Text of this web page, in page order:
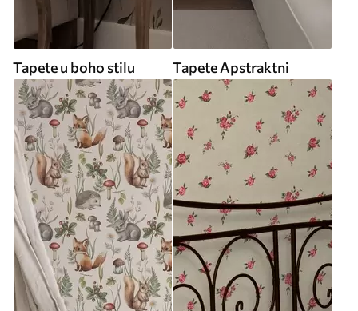
Tapete u boho stilu Tapete Apstraktni